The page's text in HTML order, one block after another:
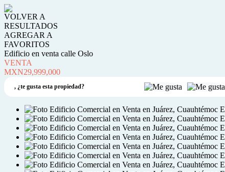
VOLVER A
RESULTADOS
AGREGAR A
FAVORITOS
Edificio en venta calle Oslo
VENTA
MXN29,999,000
, ¿te gusta esta propiedad?